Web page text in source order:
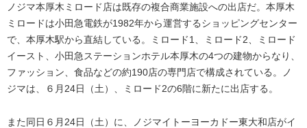
ノジマ本厚木ミロード店は既存の複合商業施設への出店だ。本厚木
ミロードは小田急電鉄が1982年から運営するショッピングセンター
で、本厚木駅から直結している。ミロード1、ミロード2、ミロード
イースト、小田急ステーションホテル本厚木の4つの建物からなり、
ファッション、食品などの約190店の専門店で構成されている。ノ
ジマは、６月24日（土）、ミロード2の6階に新たに出店する。
また同日６月24日（土）に、ノジマイトーヨーカドー東大和店がイ